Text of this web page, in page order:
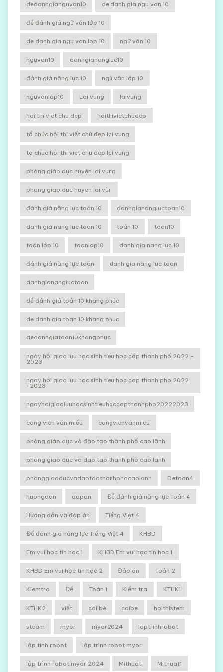
dedanhgianguvan10 de danh gia ngu van 10
đề đánh giá ngữ văn lớp 10
de danh gia ngu van lop 10 ngữ văn 10
nguvan10 danhgianangluc10
đánh giá năng lực 10 ngữ văn lớp 10
nguvanlop10 Lai vung laivung
hoi thi viet chu dep hoithivietchudep
tổ chức hội thi viết chữ đẹp lai vung
to chuc hoi thi viet chu dep lai vung
phòng giáo dục huyện lai vung
phong giao duc huyen lai vùn
đánh giá năng lực toán 10 danhgianangluctoan10
danh gia nang luc toan 10 toán 10 toan10
toán lớp 10 toanlop10 danh gia nang luc 10
đánh giá năng lực toán danh gia nang luc toan
danhgianangluctoan
đề đánh giá toán 10 khang phúc
de danh gia toan 10 khang phuc
dedanhgiatoan10khangphuc
ngày hội giao lưu học sinh tiểu học cấp thành phố 2022 -
2023
ngay hoi giao luu hoc sinh tieu hoc cap thanh pho 2022
-2023
ngayhoigiaoluuhocsinhtieuhoccapthanhpho20222023
công viên văn miếu congvienvanmieu
phòng giáo dục và đào tạo thành phố cao lãnh
phong giao duc va dao tao thanh pho cao lanh
phonggiaoducvadaotaothanhphocaolanh Detoan4
huongdan dapan Đề đánh giá năng lực Toán 4
Hướng dẫn và đáp án Tiếng Việt 4
Đề đánh giá năng lực Tiếng Việt 4 KHBD
Em vui hoc tin hoc 1 KHBD Em vui học tin học 1
KHBD Em vui học tin học 2 Đáp án Toán 2
Kiemtra Đề Toán 1 Kiểm tra KTHK1
KTHK2 viết cái bè caibe hoithistem
steam myor myor2024 laptrinhrobot
lập tình robot lập trình robot myor
lập trình robot myor 2024 Mithuat Mithuat1